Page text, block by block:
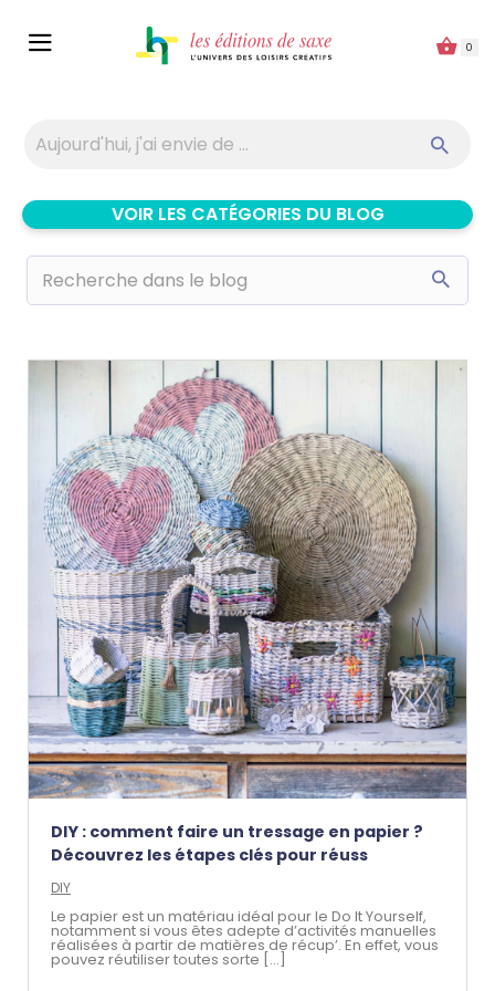
0
VOIR LES CATÉGORIES DU BLOG
DIY : comment faire un tressage en papier ?
Découvrez les étapes clés pour réuss
DIY
Le papier est un matériau idéal pour le Do It Yourself,
notamment si vous êtes adepte d’activités manuelles
réalisées à partir de matières de récup’. En effet, vous
pouvez réutiliser toutes sorte [...]